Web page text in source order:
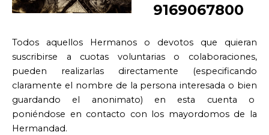
9169067800
Todos aquellos Hermanos o devotos que quieran
suscribirse a cuotas voluntarias o colaboraciones,
pueden realizarlas directamente (especificando
claramente el nombre de la persona interesada o bien
guardando el anonimato) en esta cuenta o
poniéndose en contacto con los mayordomos de la
Hermandad.